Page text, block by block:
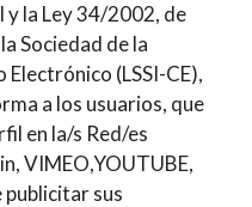
la Ley 34/2002, de
Sociedad de la
(LSSI-CE),
a los usuarios, que
en la/s Red/es
VIMEO,YOUTUBE,
publicitar sus